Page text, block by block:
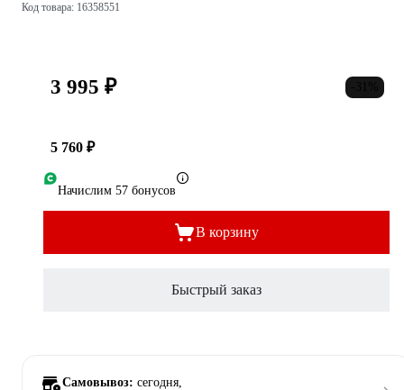
Код товара: 16358551
3 995 ₽
5 760 ₽
Начислим 57 бонусов
В корзину
Быстрый заказ
Самовывоз: сегодня,